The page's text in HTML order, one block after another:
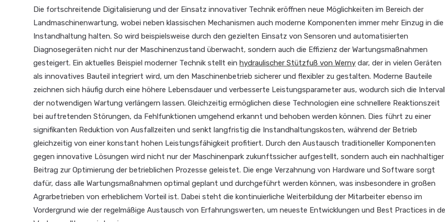
Die fortschreitende Digitalisierung und der Einsatz innovativer Technik eröffnen neue Möglichkeiten im Bereich der
Landmaschinenwartung, wobei neben klassischen Mechanismen auch moderne Komponenten immer mehr Einzug in die
Instandhaltung halten. So wird beispielsweise durch den gezielten Einsatz von Sensoren und automatisierten
Diagnosegeräten nicht nur der Maschinenzustand überwacht, sondern auch die Effizienz der Wartungsmaßnahmen
gesteigert. Ein aktuelles Beispiel moderner Technik stellt einhydraulischer Stützfuß von Werny dar, der in vielen Geräten
als innovatives Bauteil integriert wird, um den Maschinenbetrieb sicherer und flexibler zu gestalten. Moderne Bauteile
zeichnen sich häufig durch eine höhere Lebensdauer und verbesserte Leistungsparameter aus, wodurch sich die
der notwendigen Wartung verlängern lassen. Gleichzeitig ermöglichen diese Technologien eine schnellere Reaktionszeit
bei auftretenden Störungen, da Fehlfunktionen umgehend erkannt und behoben werden können. Dies führt zu einer
signifikanten Reduktion von Ausfallzeiten und senkt langfristig die Instandhaltungskosten, während der Betrieb
gleichzeitig von einer konstant hohen Leistungsfähigkeit profitiert. Durch den Austausch traditioneller Komponenten
gegen innovative Lösungen wird nicht nur der Maschinenpark zukunftssicher aufgestellt, sondern auch ein nachhaltiger
Beitrag zur Optimierung der betrieblichen Prozesse geleistet. Die enge Verzahnung von Hardware und Software sorgt
dafür, dass alle Wartungsmaßnahmen optimal geplant und durchgeführt werden können, was insbesondere in großen
Agrarbetrieben von erheblichem Vorteil ist. Dabei steht die kontinuierliche Weiterbildung der Mitarbeiter ebenso im
Vordergrund wie der regelmäßige Austausch von Erfahrungswerten, um neueste Entwicklungen und Best Practices in